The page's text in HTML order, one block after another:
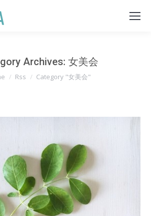
Archives: 女美会
here:
Rss Category "女美会"